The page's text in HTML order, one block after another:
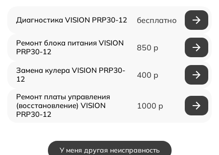
Диагностика VISION PRP30-12 бесплатно
Ремонт блока питания VISION
PRP30-12
850 р
Замена кулера VISION PRP30-
12
400 р
Ремонт платы управления
(восстановление) VISION
PRP30-12
1000 р
У меня другая неисправность